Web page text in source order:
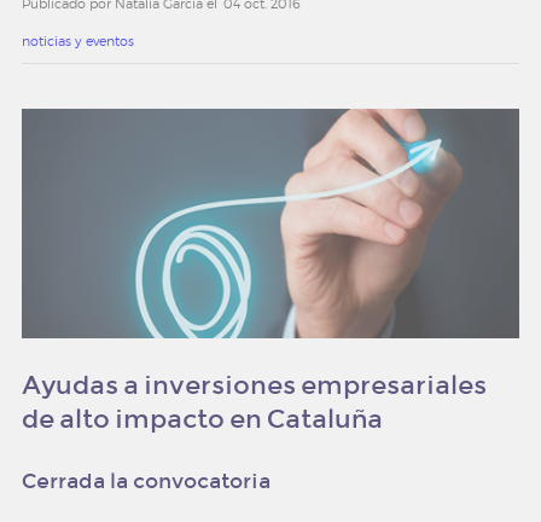
Publicado por Natalia García el 04 oct. 2016
noticias y eventos
Ayudas a inversiones empresariales
de alto impacto en Cataluña
Cerrada la convocatoria